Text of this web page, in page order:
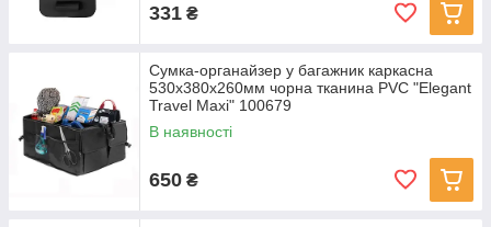
331 ₴
Сумка-органайзер у багажник каркасна
530х380х260мм чорна тканина PVC "Elegant
Travel Maxi" 100679
В наявності
650 ₴